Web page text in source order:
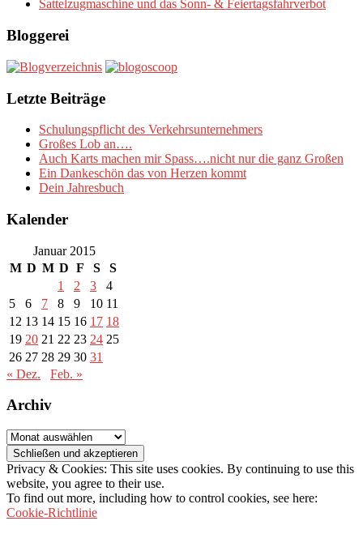
Sattelzugmaschine und das Sonn- & Feiertagsfahrverbot
Bloggerei
Letzte Beiträge
Schulungspflicht des Verkehrsunternehmers
Großes Lob an….
Auch Karts machen mir Spass….nicht nur die ganz Großen
Ein Dankeschön das von Herzen kommt
Dein Jahresbuch
Kalender
Januar 2015
M D M D F S
S
1
2 3
4
5
6 7 8 9 10 11
12 13 14 15 16 17 18
19 20 21 22 23 24 25
26 27 28 29 30 31
« Dez.
Feb. »
Archiv
Archiv
Privacy & Cookies: This site uses cookies. By continuing to use this
website, you agree to their use.
To find out more, including how to control cookies, see here:
Cookie-Richtlinie